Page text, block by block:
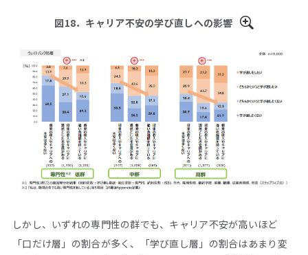
図18．キャリア不安の学び直しへの影響
しかし、いずれの専門性の群でも、キャリア不安が高いほど
「口だけ層」の割合が多く、「学び直し層」の割合はあまり変